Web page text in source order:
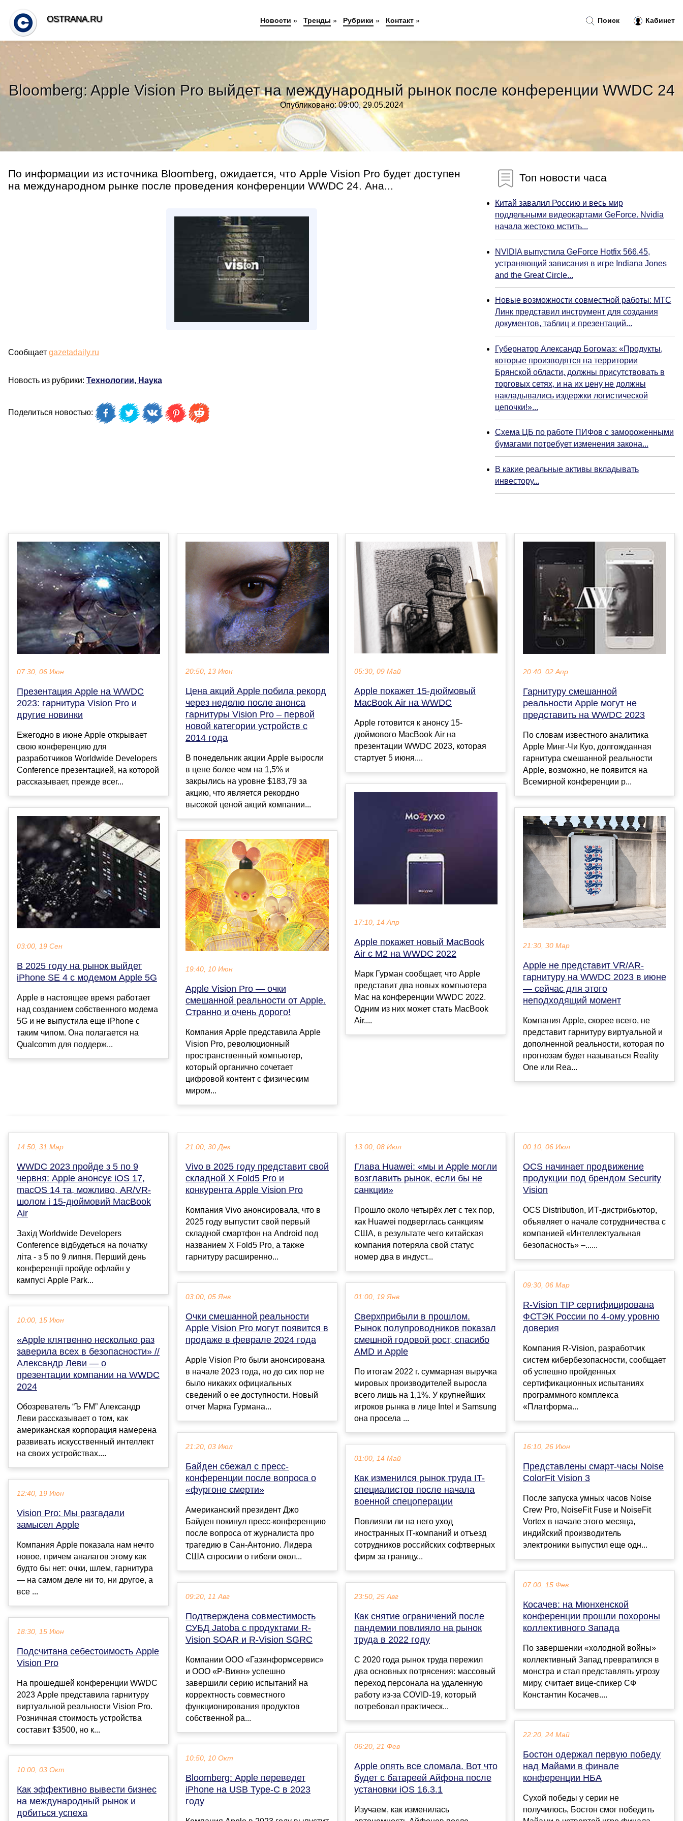
Bloomberg: Apple Vision Pro выйдет на международный рынок после конференции WWDC 24
Опубликовано: 09:00, 29.05.2024
По информации из источника Bloomberg, ожидается, что Apple Vision Pro будет доступен
на международном рынке после проведения конференции WWDC 24. Ана...
Сообщает gazetadaily.ru
Новость из рубрики: Технологии, Наука
Поделиться новостью:
Топ новости часа
Китай завалил Россию и весь мир
поддельными видеокартами GeForce. Nvidia
начала жестоко мстить...
NVIDIA выпустила GeForce Hotfix 566.45,
устраняющий зависания в игре Indiana Jones
and the Great Circle...
Новые возможности совместной работы: МТС
Линк представил инструмент для создания
документов, таблиц и презентаций...
Губернатор Александр Богомаз: «Продукты,
которые производятся на территории
Брянской области, должны присутствовать в
торговых сетях, и на их цену не должны
накладывались издержки логистической
цепочки!»...
Схема ЦБ по работе ПИФов с замороженными
бумагами потребует изменения закона...
В какие реальные активы вкладывать
инвестору...
07:30, 06 Июн
Презентация Apple на WWDC
2023: гарнитура Vision Pro и
другие новинки
Ежегодно в июне Apple открывает
свою конференцию для
разработчиков Worldwide Developers
Conference презентацией, на которой
рассказывает, прежде всег...
03:00, 19 Сен
В 2025 году на рынок выйдет
iPhone SE 4 с модемом Apple 5G
Apple в настоящее время работает
над созданием собственного модема
5G и не выпустила еще iPhone с
таким чипом. Она полагается на
Qualcomm для поддерж...
20:50, 13 Июн
Цена акций Apple побила рекорд
через неделю после анонса
гарнитуры Vision Pro – первой
новой категории устройств с
2014 года
В понедельник акции Apple выросли
в цене более чем на 1,5% и
закрылись на уровне $183,79 за
акцию, что является рекордно
высокой ценой акций компании...
19:40, 10 Июн
Apple Vision Pro — очки
смешанной реальности от Apple.
Странно и очень дорого!
Компания Apple представила Apple
Vision Pro, революционный
пространственный компьютер,
который органично сочетает
цифровой контент с физическим
миром...
05:30, 09 Май
Apple покажет 15-дюймовый
MacBook Air на WWDC
Apple готовится к анонсу 15-
дюймового MacBook Air на
презентации WWDC 2023, которая
стартует 5 июня....
17:10, 14 Апр
Apple покажет новый MacBook
Air с M2 на WWDC 2022
Марк Гурман сообщает, что Apple
представит два новых компьютера
Mac на конференции WWDC 2022.
Одним из них может стать MacBook
Air....
20:40, 02 Апр
Гарнитуру смешанной
реальности Apple могут не
представить на WWDC 2023
По словам известного аналитика
Apple Минг-Чи Куо, долгожданная
гарнитура смешанной реальности
Apple, возможно, не появится на
Всемирной конференции р...
21:30, 30 Мар
Apple не представит VR/AR-
гарнитуру на WWDC 2023 в июне
— сейчас для этого
неподходящий момент
Компания Apple, скорее всего, не
представит гарнитуру виртуальной и
дополненной реальности, которая по
прогнозам будет называться Reality
One или Rea...
14:50, 31 Мар
WWDC 2023 пройде з 5 по 9
червня: Apple анонсує iOS 17,
macOS 14 та, можливо, AR/VR-
шолом і 15-дюймовий MacBook
Air
Захід Worldwide Developers
Conference відбудеться на початку
літа - з 5 по 9 липня. Перший день
конференції пройде офлайн у
кампусі Apple Park...
10:00, 15 Июн
«Apple клятвенно несколько раз
заверила всех в безопасности» //
Александр Леви — о
презентации компании на WWDC
2024
Обозреватель “Ъ FM” Александр
Леви рассказывает о том, как
американская корпорация намерена
развивать искусственный интеллект
на своих устройствах....
12:40, 19 Июн
Vision Pro: Мы разгадали
замысел Apple
Компания Apple показала нам нечто
новое, причем аналагов этому как
будто бы нет: очки, шлем, гарнитура
— на самом деле ни то, ни другое, а
все ...
18:30, 15 Июн
Подсчитана себестоимость Apple
Vision Pro
На прошедшей конференции WWDC
2023 Apple представила гарнитуру
виртуальной реальности Vision Pro.
Розничная стоимость устройства
составит $3500, но к...
10:00, 03 Окт
Как эффективно вывести бизнес
на международный рынок и
добиться успеха
21:00, 30 Дек
Vivo в 2025 году представит свой
складной X Fold5 Pro и
конкурента Apple Vision Pro
Компания Vivo анонсировала, что в
2025 году выпустит свой первый
складной смартфон на Android под
названием X Fold5 Pro, а также
гарнитуру расширенно...
03:00, 05 Янв
Очки смешанной реальности
Apple Vision Pro могут появится в
продаже в феврале 2024 года
Apple Vision Pro были анонсирована
в начале 2023 года, но до сих пор не
было никаких официальных
сведений о ее доступности. Новый
отчет Марка Гурмана...
21:20, 03 Июл
Байден сбежал с пресс-
конференции после вопроса о
«фургоне смерти»
Американский президент Джо
Байден покинул пресс-конференцию
после вопроса от журналиста про
трагедию в Сан-Антонио. Лидера
США спросили о гибели окол...
09:20, 11 Авг
Подтверждена совместимость
СУБД Jatoba с продуктами R-
Vision SOAR и R-Vision SGRC
Компании ООО «Газинформсервис»
и ООО «Р-Вижн» успешно
завершили серию испытаний на
корректность совместного
функционирования продуктов
собственной ра...
10:50, 10 Окт
Bloomberg: Apple переведет
iPhone на USB Type-C в 2023
году
13:00, 08 Июл
Глава Huawei: «мы и Apple могли
возглавить рынок, если бы не
санкции»
Прошло около четырёх лет с тех пор,
как Huawei подверглась санкциям
США, в результате чего китайская
компания потеряла свой статус
номер два в индуст...
01:00, 19 Янв
Сверхприбыли в прошлом.
Рынок полупроводников показал
смешной годовой рост, спасибо
AMD и Apple
По итогам 2022 г. суммарная выручка
мировых производителей выросла
всего лишь на 1,1%. У крупнейших
игроков рынка в лице Intel и Samsung
она просела ...
01:00, 14 Май
Как изменился рынок труда IT-
специалистов после начала
военной спецоперации
Повлияли ли на него уход
иностранных IT-компаний и отъезд
сотрудников российских софтверных
фирм за границу...
23:50, 25 Авг
Как снятие ограничений после
пандемии повлияло на рынок
труда в 2022 году
С 2020 года рынок труда пережил
два основных потрясения: массовый
переход персонала на удаленную
работу из-за COVID-19, который
потребовал практическ...
06:20, 21 Фев
Apple опять все сломала. Вот что
будет с батареей Айфона после
установки iOS 16.3.1
Изучаем, как изменилась
00:10, 06 Июл
OCS начинает продвижение
продукции под брендом Security
Vision
OCS Distribution, ИТ-дистрибьютор,
объявляет о начале сотрудничества с
компанией «Интеллектуальная
безопасность» –......
09:30, 06 Мар
R-Vision TIP сертифицирована
ФСТЭК России по 4-ому уровню
доверия
Компания R-Vision, разработчик
систем кибербезопасности, сообщает
об успешно пройденных
сертификационных испытаниях
программного комплекса
«Платформа...
16:10, 26 Июн
Представлены смарт-часы Noise
ColorFit Vision 3
После запуска умных часов Noise
Crew Pro, NoiseFit Fuse и NoiseFit
Vortex в начале этого месяца,
индийский производитель
электроники выпустил еще одн...
07:00, 15 Фев
Косачев: на Мюнхенской
конференции прошли похороны
коллективного Запада
По завершении «холодной войны»
коллективный Запад превратился в
монстра и стал представлять угрозу
миру, считает вице-спикер СФ
Константин Косачев....
22:20, 24 Май
Бостон одержал первую победу
над Майами в финале
конференции НБА
Сухой победы у серии не
получилось, Бостон смог победить
Поиск Кабинет
OSTRANA.RU Новости » Тренды » Рубрики » Контакт»